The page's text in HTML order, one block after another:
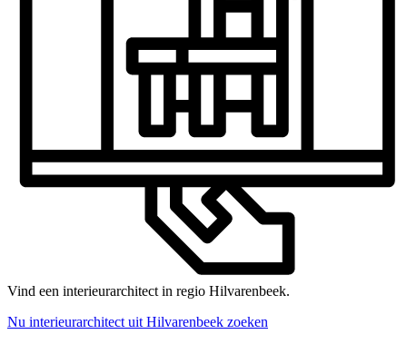
Vind een interieurarchitect in regio Hilvarenbeek.
Nu interieurarchitect uit Hilvarenbeek zoeken